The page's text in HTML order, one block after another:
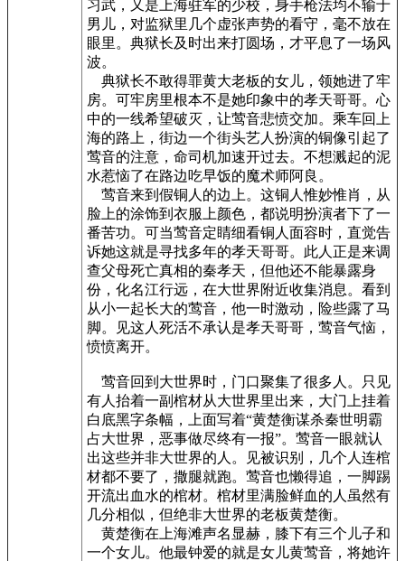
习武，又是上海驻军的少校，身手枪法均不输于
男儿，对监狱里几个虚张声势的看守，毫不放在
眼里。典狱长及时出来打圆场，才平息了一场风
波。
典狱长不敢得罪黄大老板的女儿，领她进了牢
房。可牢房里根本不是她印象中的孝天哥哥。心
中的一线希望破灭，让莺音悲愤交加。乘车回上
海的路上，街边一个街头艺人扮演的铜像引起了
莺音的注意，命司机加速开过去。不想溅起的泥
水惹恼了在路边吃早饭的魔术师阿良。
莺音来到假铜人的边上。这铜人惟妙惟肖，从
脸上的涂饰到衣服上颜色，都说明扮演者下了一
番苦功。可当莺音定睛细看铜人面容时，直觉告
诉她这就是寻找多年的孝天哥哥。此人正是来调
查父母死亡真相的秦孝天，但他还不能暴露身
份，化名江行远，在大世界附近收集消息。看到
从小一起长大的莺音，他一时激动，险些露了马
脚。见这人死活不承认是孝天哥哥，莺音气恼，
愤愤离开。
莺音回到大世界时，门口聚集了很多人。只见
有人抬着一副棺材从大世界里出来，大门上挂着
白底黑字条幅，上面写着“黄楚衡谋杀秦世明霸
占大世界，恶事做尽终有一报”。莺音一眼就认
出这些并非大世界的人。见被识别，几个人连棺
材都不要了，撒腿就跑。莺音也懒得追，一脚踢
开流出血水的棺材。棺材里满脸鲜血的人虽然有
几分相似，但绝非大世界的老板黄楚衡。
黄楚衡在上海滩声名显赫，膝下有三个儿子和
一个女儿。他最钟爱的就是女儿黄莺音，将她许